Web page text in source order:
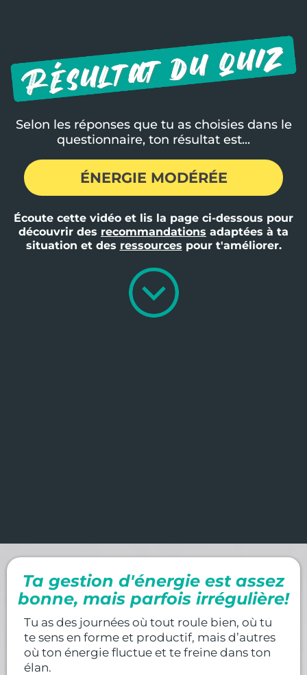
Selon les réponses que tu as choisies dans le
questionnaire, ton résultat est...
ÉNERGIE MODÉRÉE
Écoute cette vidéo et lis la page ci-dessous pour
découvrir des recommandations adaptées à ta
situation et des ressources pour t'améliorer.
Ta gestion d'énergie est assez
bonne, mais parfois irrégulière!
Tu as des journées où tout roule bien, où tu
te sens en forme et productif, mais d’autres
où ton énergie fluctue et te freine dans ton
élan.